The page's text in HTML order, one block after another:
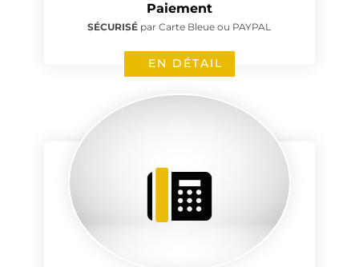
Paiement
SÉCURISÉ par Carte Bleue ou PAYPAL
EN DÉTAIL